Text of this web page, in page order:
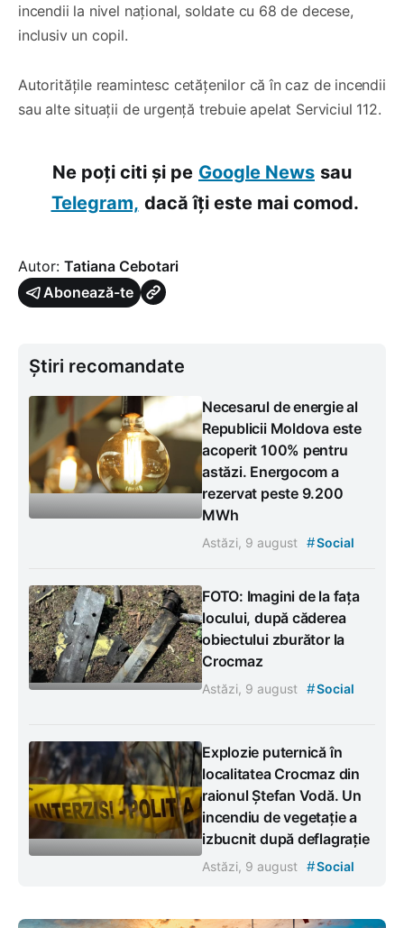
incendii la nivel național, soldate cu 68 de decese,
inclusiv un copil.
Autoritățile reamintesc cetățenilor că în caz de incendii
sau alte situații de urgență trebuie apelat Serviciul 112.
Ne poți citi și pe Google News sau
Telegram, dacă îți este mai comod.
Autor: Tatiana Cebotari
Abonează-te
Știri recomandate
Necesarul de energie al
Republicii Moldova este
acoperit 100% pentru
astăzi. Energocom a
rezervat peste 9.200
MWh
Astăzi, 9 august #Social
FOTO: Imagini de la fața
locului, după căderea
obiectului zburător la
Crocmaz
Astăzi, 9 august #Social
Explozie puternică în
localitatea Crocmaz din
raionul Ștefan Vodă. Un
incendiu de vegetație a
izbucnit după deflagrație
Astăzi, 9 august #Social